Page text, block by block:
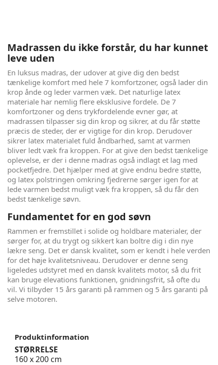
Madrassen du ikke forstår, du har kunnet
leve uden
En luksus madras, der udover at give dig den bedst
tænkelige komfort med hele 7 komfortzoner, også lader din
krop ånde og leder varmen væk. Det naturlige latex
materiale har nemlig flere eksklusive fordele. De 7
komfortzoner og dens trykfordelende evner gør, at
madrassen tilpasser sig din krop og sikrer, at du får støtte
præcis de steder, der er vigtige for din krop. Derudover
sikrer latex materialet fuld åndbarhed, samt at varmen
bliver ledt væk fra kroppen. For at give den bedst tænkelige
oplevelse, er der i denne madras også indlagt et lag med
pocketfjedre. Det hjælper med at give endnu bedre støtte,
og latex polstringen omkring fjedrerne sørger igen for at
lede varmen bedst muligt væk fra kroppen, så du får den
bedst tænkelige søvn.
Fundamentet for en god søvn
Rammen er fremstillet i solide og holdbare materialer, der
sørger for, at du trygt og sikkert kan boltre dig i din nye
lækre seng. Det er dansk kvalitet, som er kendt i hele verden
for det høje kvalitetsniveau. Derudover er denne seng
ligeledes udstyret med en dansk kvalitets motor, så du frit
kan bruge elevations funktionen, gnidningsfrit, så ofte du
vil. Vi tilbyder 15 års garanti på rammen og 5 års garanti på
selve motoren.
Produktinformation
STØRRELSE
160 x 200 cm